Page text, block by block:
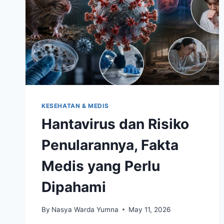
KESEHATAN & MEDIS
Hantavirus dan Risiko
Penularannya, Fakta
Medis yang Perlu
Dipahami
By Nasya Warda Yumna May 11, 2026